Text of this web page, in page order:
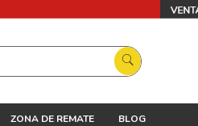
ZONA DE REMATE BLOG